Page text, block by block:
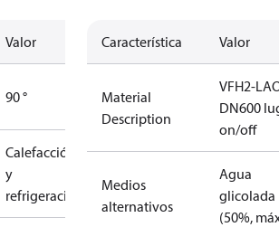
Valor
90 °
Calefacción
y
refrigeración
Característica Valor
Material
Description
VFH2-
DN600
on/off
Medios
alternativos
Agua
glicolada
(50%,